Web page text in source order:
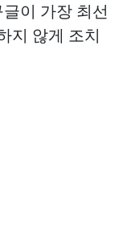
이 가장 최선
지 않게 조치